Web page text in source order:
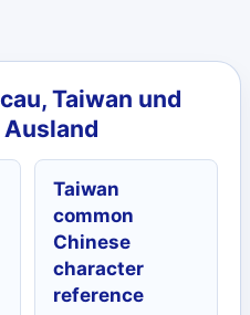
Taiwan und
Taiwan
common
Chinese
character
reference